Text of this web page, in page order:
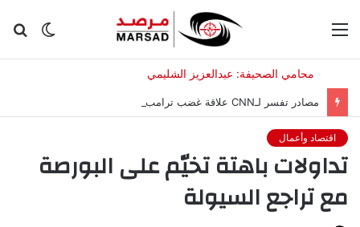
الوضع
اقتصاد وأعمال
تداولات باهتة تخيّم على البورصة
مع تراجع السيولة